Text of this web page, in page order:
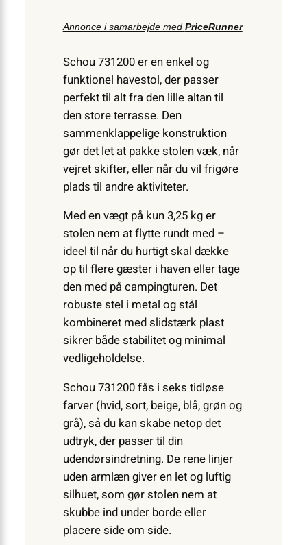
Annonce i samarbejde med PriceRunner
Schou 731200 er en enkel og
funktionel havestol, der passer
perfekt til alt fra den lille altan til
den store terrasse. Den
sammenklappelige konstruktion
gør det let at pakke stolen væk, når
vejret skifter, eller når du vil frigøre
plads til andre aktiviteter.
Med en vægt på kun 3,25 kg er
stolen nem at flytte rundt med –
ideel til når du hurtigt skal dække
op til flere gæster i haven eller tage
den med på campingturen. Det
robuste stel i metal og stål
kombineret med slidstærk plast
sikrer både stabilitet og minimal
vedligeholdelse.
Schou 731200 fås i seks tidløse
farver (hvid, sort, beige, blå, grøn og
grå), så du kan skabe netop det
udtryk, der passer til din
udendørsindretning. De rene linjer
uden armlæn giver en let og luftig
silhuet, som gør stolen nem at
skubbe ind under borde eller
placere side om side.